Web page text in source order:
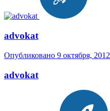
advokat
Опубликовано 9 октября, 2012
advokat